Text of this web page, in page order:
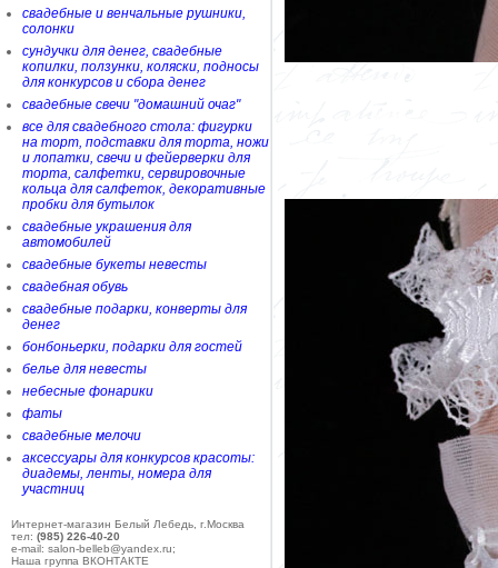
свадебные и венчальные рушники,
солонки
сундучки для денег, свадебные
копилки, ползунки, коляски, подносы
для конкурсов и сбора денег
свадебные свечи "домашний очаг"
все для свадебного стола: фигурки
на торт, подставки для торта, ножи
и лопатки, свечи и фейерверки для
торта, салфетки, сервировочные
кольца для салфеток, декоративные
пробки для бутылок
свадебные украшения для
автомобилей
свадебные букеты невесты
свадебная обувь
свадебные подарки, конверты для
денег
бонбоньерки, подарки для гостей
белье для невесты
небесные фонарики
фаты
свадебные мелочи
аксессуары для конкурсов красоты:
диадемы, ленты, номера для
участниц
Интернет-магазин Белый Лебедь, г.Москва
тел: (985) 226-40-20
e-mail: salon-belleb@yandex.ru;
Наша группа ВКОНТАКТЕ